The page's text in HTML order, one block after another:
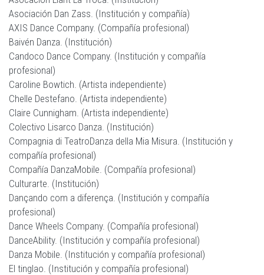
Asociación Dan Zass. (Institución y compañía)
AXIS Dance Company. (Compañía profesional)
Baivén Danza. (Institución)
Candoco Dance Company. (Institución y compañía
profesional)
Caroline Bowtich. (Artista independiente)
Chelle Destefano. (Artista independiente)
Claire Cunnigham. (Artista independiente)
Colectivo Lisarco Danza. (Institución)
Compagnia di TeatroDanza della Mia Misura. (Institución y
compañía profesional)
Compañía DanzaMobile. (Compañía profesional)
Culturarte. (Institución)
Dançando com a diferença. (Institución y compañía
profesional)
Dance Wheels Company. (Compañía profesional)
DanceAbility. (Institución y compañía profesional)
Danza Mobile. (Institución y compañía profesional)
El tinglao. (Institución y compañía profesional)